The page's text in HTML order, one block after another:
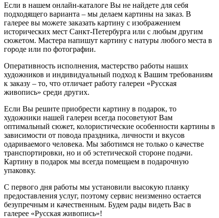
Если в нашем онлайн-каталоге Вы не найдете для себя
подходящего варианта – мы делаем картины на заказ. В
галерее вы можете заказать картину с изображением
исторических мест Санкт-Петербурга или с любым другим
сюжетом. Мастера напишут картину с натуры любого места в
городе или по фотографии.
Оперативность исполнения, мастерство работы наших
художников и индивидуальный подход к Вашим требованиям
к заказу – то, что отличает работу галереи «Русская
живопись» среди других.
Если Вы решите приобрести картину в подарок, то
художники нашей галереи всегда посоветуют Вам
оптимальный сюжет, колористические особенности картины в
зависимости от повода праздника, личности и вкусов
одариваемого человека. Мы заботимся не только о качестве
транспортировки, но и об эстетической стороне подачи.
Картину в подарок мы всегда помещаем в подарочную
упаковку.
С первого дня работы мы установили высокую планку
предоставления услуг, поэтому сервис неизменно остается
безупречным и качественным. Будем рады видеть Вас в
галерее «Русская живопись»!